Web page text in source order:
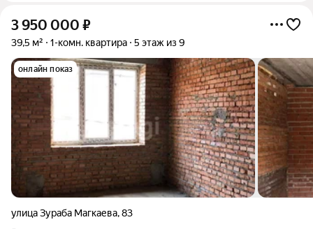
3 950 000 ₽
39,5 м² 1-комн. квартира 5 этаж из 9
онлайн показ
улица Зураба Магкаева,83